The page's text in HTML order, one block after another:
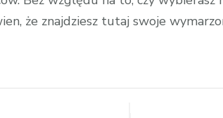
że znajdziesz tutaj swoje